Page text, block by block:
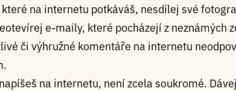
na internetu potkáváš, nesdílej své
e-maily, které pocházejí z neznámých
či výhružné komentáře na internetu
na internetu, není zcela soukromé.